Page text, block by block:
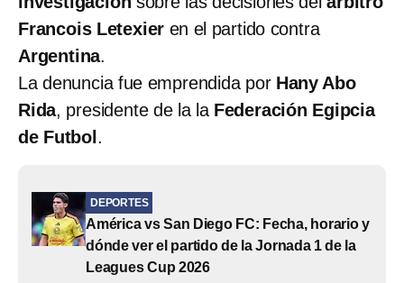
Francois Letexier en el partido contra
Argentina.
La denuncia fue emprendida por Hany Abo
Rida, presidente de la la Federación Egipcia
de Futbol .
DEPORTES
América vs San Diego FC: Fecha, horario y
dónde ver el partido de la Jornada 1 de la
Leagues Cup 2026